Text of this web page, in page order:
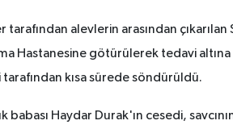
tarafından alevlerin arasından
Hastanesine götürülerek tedavi
kısa sürede söndürüldü.
babası Haydar Durak'ın cesedi,